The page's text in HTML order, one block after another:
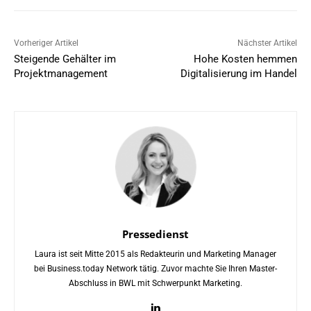
Vorheriger Artikel
Steigende Gehälter im
Projektmanagement
Nächster Artikel
Hohe Kosten hemmen
Digitalisierung im Handel
Pressedienst
Laura ist seit Mitte 2015 als Redakteurin und Marketing Manager
bei Business.today Network tätig. Zuvor machte Sie Ihren Master-
Abschluss in BWL mit Schwerpunkt Marketing.